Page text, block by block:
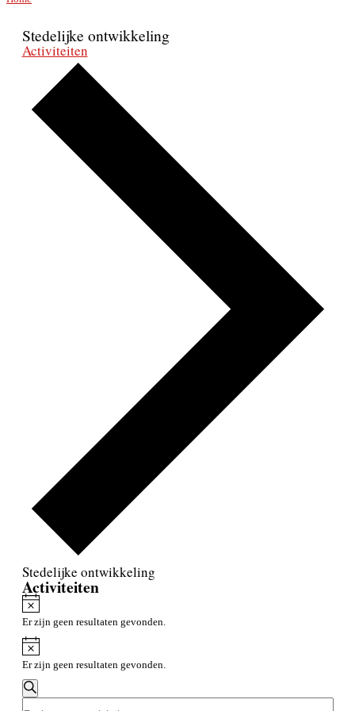
Stedelijke ontwikkeling
Activiteiten
Stedelijke ontwikkeling
Activiteiten
Bericht
Er zijn geen resultaten gevonden.
Bericht
Er zijn geen resultaten gevonden.
Activiteiten
Zoeken
Zoeken